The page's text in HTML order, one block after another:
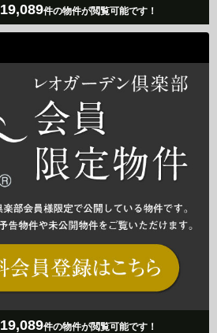
19,089件の物件が閲覧可能です！
19,089件の物件が閲覧可能です！